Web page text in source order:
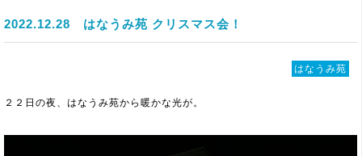
2022.12.28 はなうみ苑 クリスマス会！
はなうみ苑
２２日の夜、はなうみ苑から暖かな光が。